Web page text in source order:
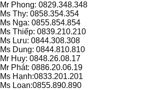
Mr Phong: 0829.348.348
Ms Thy: 0858.354.354
Ms Nga: 0855.854.854
Ms Thiếp: 0839.210.210
Ms Lưu: 0844.308.308
Ms Dung: 0844.810.810
Mr Huy: 0848.26.08.17
Mr Phát: 0886.20.06.19
Ms Hạnh:0833.201.201
Ms Loan:0855.890.890